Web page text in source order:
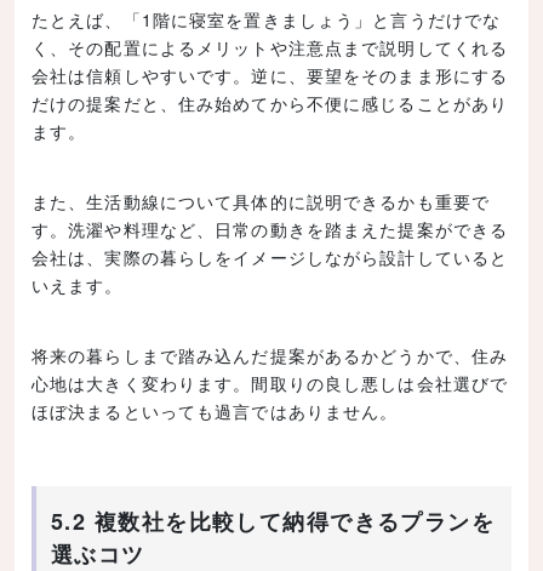
たとえば、「1階に寝室を置きましょう」と言うだけでな
く、その配置によるメリットや注意点まで説明してくれる
会社は信頼しやすいです。逆に、要望をそのまま形にする
だけの提案だと、住み始めてから不便に感じることがあり
ます。
また、生活動線について具体的に説明できるかも重要で
す。洗濯や料理など、日常の動きを踏まえた提案ができる
会社は、実際の暮らしをイメージしながら設計していると
いえます。
将来の暮らしまで踏み込んだ提案があるかどうかで、住み
心地は大きく変わります。間取りの良し悪しは会社選びで
ほぼ決まるといっても過言ではありません。
5.2 複数社を比較して納得できるプランを
選ぶコツ